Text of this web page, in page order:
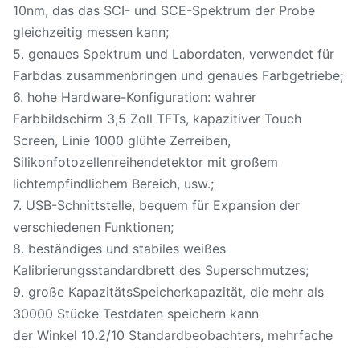
10nm, das das SCI- und SCE-Spektrum der Probe
gleichzeitig messen kann;
5. genaues Spektrum und Labordaten, verwendet für
Farbdas zusammenbringen und genaues Farbgetriebe;
6. hohe Hardware-Konfiguration: wahrer
Farbbildschirm 3,5 Zoll TFTs, kapazitiver Touch
Screen, Linie 1000 glühte Zerreiben,
Silikonfotozellenreihendetektor mit großem
lichtempfindlichem Bereich, usw.;
7. USB-Schnittstelle, bequem für Expansion der
verschiedenen Funktionen;
8. beständiges und stabiles weißes
Kalibrierungsstandardbrett des Superschmutzes;
9. große KapazitätsSpeicherkapazität, die mehr als
30000 Stücke Testdaten speichern kann
der Winkel 10.2/10 Standardbeobachters, mehrfache